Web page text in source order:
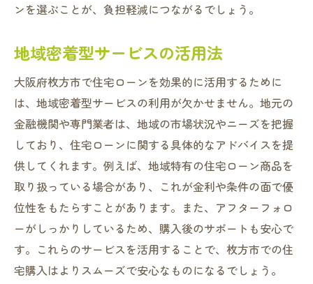
ンを選ぶことが、負担軽減につながるでしょう。
地域密着型サービスの活用法
大阪府枚方市で住宅ローンを効果的に活用するために
は、地域密着型サービスの利用が欠かせません。地元の
金融機関や専門業者は、地域の市場状況やニーズを把握
しており、住宅ローンに関する具体的なアドバイスを提
供してくれます。例えば、地域特有の住宅ローン商品を
取り扱っている場合があり、これが金利や条件の面で優
位性をもたらすことがあります。また、アフターフォロ
ーがしっかりしているため、購入後のサポートも安心で
す。これらのサービスを活用することで、枚方市での住
宅購入はよりスムーズで安心なものになるでしょう。